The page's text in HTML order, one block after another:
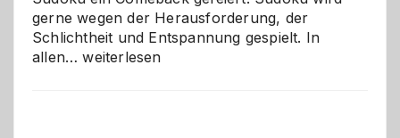
gerne wegen der Herausforderung, der
Schlichtheit und Entspannung gespielt. In
allen…Sudoku
weiterlesen